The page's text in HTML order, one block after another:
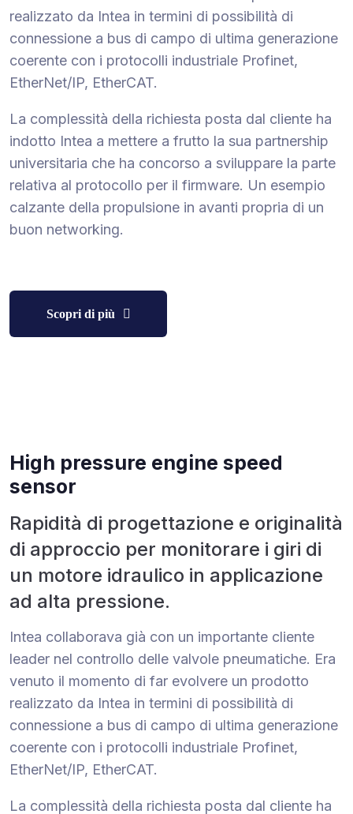
realizzato da Intea in termini di possibilità di
connessione a bus di campo di ultima generazione
coerente con i protocolli industriale Profinet,
EtherNet/IP, EtherCAT.
La complessità della richiesta posta dal cliente ha
indotto Intea a mettere a frutto la sua partnership
universitaria che ha concorso a sviluppare la parte
relativa al protocollo per il firmware. Un esempio
calzante della propulsione in avanti propria di un
buon networking.
Scopri di più
High pressure engine speed
sensor
Rapidità di progettazione e originalità
di approccio per monitorare i giri di
un motore idraulico in applicazione
ad alta pressione.
Intea collaborava già con un importante cliente
leader nel controllo delle valvole pneumatiche. Era
venuto il momento di far evolvere un prodotto
realizzato da Intea in termini di possibilità di
connessione a bus di campo di ultima generazione
coerente con i protocolli industriale Profinet,
EtherNet/IP, EtherCAT.
La complessità della richiesta posta dal cliente ha